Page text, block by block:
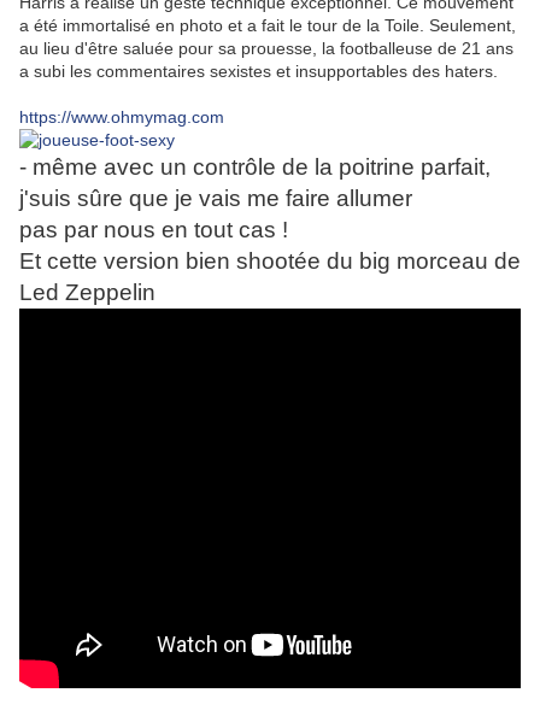
a été immortalisé en photo et a fait le tour de la Toile. Seulement,
au lieu d'être saluée pour sa prouesse, la footballeuse de 21 ans
a subi les commentaires sexistes et insupportables des haters.
https://www.ohmymag.com
- même avec un contrôle de la poitrine parfait,
j'suis sûre que je vais me faire allumer
pas par nous en tout cas !
Et cette version bien shootée du big morceau de
Led Zeppelin